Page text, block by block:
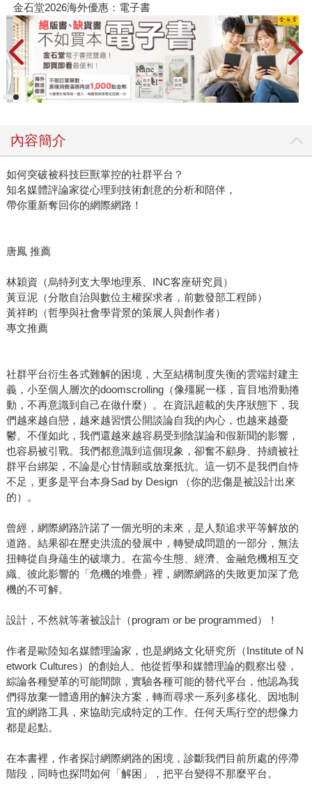
春光ｘ奇幻基地｜全書系展
內容簡介
如何突破被科技巨獸掌控的社群平台？
知名媒體評論家從心理到技術創意的分析和陪伴，
帶你重新奪回你的網際網路！
唐鳳 推薦
林穎資（烏特列支大學地理系、INC客座研究員）
黃豆泥（分散自治與數位主權探求者，前數發部工程師）
黃祥昀（哲學與社會學背景的策展人與創作者）
專文推薦
社群平台衍生各式難解的困境，大至結構制度失衡的雲端封建主
義，小至個人層次的doomscrolling（像殭屍一樣，盲目地滑動捲
動，不再意識到自己在做什麼）。在資訊超載的失序狀態下，我
們越來越自戀，越來越習慣公開談論自我的內心，也越來越憂
鬱。不僅如此，我們還越來越容易受到陰謀論和假新聞的影響，
也容易被引戰。我們都意識到這個現象，卻奮不顧身、持續被社
群平台綁架，不論是心甘情願或放棄抵抗。這一切不是我們自恃
不足，更多是平台本身Sad by Design （你的悲傷是被設計出來
的）。
曾經，網際網路許諾了一個光明的未來，是人類追求平等解放的
道路。結果卻在歷史洪流的發展中，轉變成問題的一部分，無法
扭轉從自身蘊生的破壞力。在當今生態、經濟、金融危機相互交
織、彼此影響的「危機的堆疊」裡，網際網路的失敗更加深了危
機的不可解。
設計，不然就等著被設計（program or be programmed）！
作者是歐陸知名媒體理論家，也是網絡文化研究所（Institute of N
etwork Cultures）的創始人。他從哲學和媒體理論的觀察出發，
綜論各種變革的可能間隙，實驗各種可能的替代平台，他認為我
們得放棄一體適用的解決方案，轉而尋求一系列多樣化、因地制
宜的網路工具，來協助完成特定的工作。任何天馬行空的想像力
都是起點。
在本書裡，作者探討網際網路的困境，診斷我們目前所處的停滯
階段，同時也探問如何「解困」，把平台變得不那麼平台。